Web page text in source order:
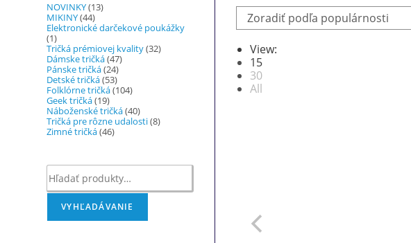
Zoradiť podľa populárnosti
View:
15
30
All
NOVINKY(13)
MIKINY(44)
Elektronické darčekové poukážky
(1)
Tričká prémiovej kvality(32)
Dámske tričká(47)
Pánske tričká(24)
Detské tričká(53)
Folklórne tričká(104)
Geek tričká(19)
Náboženské tričká(40)
Tričká pre rôzne udalosti(8)
Zimné tričká(46)
Hľadať:
VYHĽADÁVANIE